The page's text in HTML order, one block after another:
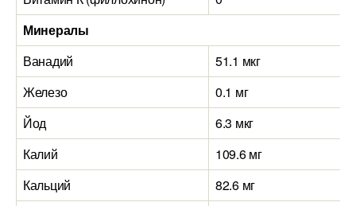
Минералы
Ванадий
51.1 мкг
Железо
0.1 мг
Йод
6.3 мкг
Калий
109.6 мг
Кальций
82.6 мг